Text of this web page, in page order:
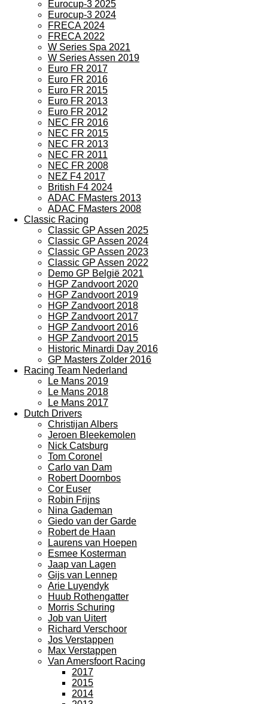
Eurocup-3 2025
Eurocup-3 2024
FRECA 2024
FRECA 2022
W Series Spa 2021
W Series Assen 2019
Euro FR 2017
Euro FR 2016
Euro FR 2015
Euro FR 2013
Euro FR 2012
NEC FR 2016
NEC FR 2015
NEC FR 2013
NEC FR 2011
NEC FR 2008
NEZ F4 2017
British F4 2024
ADAC FMasters 2013
ADAC FMasters 2008
Classic Racing
Classic GP Assen 2025
Classic GP Assen 2024
Classic GP Assen 2023
Classic GP Assen 2022
Demo GP België 2021
HGP Zandvoort 2020
HGP Zandvoort 2019
HGP Zandvoort 2018
HGP Zandvoort 2017
HGP Zandvoort 2016
HGP Zandvoort 2015
Historic Minardi Day 2016
GP Masters Zolder 2016
Racing Team Nederland
Le Mans 2019
Le Mans 2018
Le Mans 2017
Dutch Drivers
Christijan Albers
Jeroen Bleekemolen
Nick Catsburg
Tom Coronel
Carlo van Dam
Robert Doornbos
Cor Euser
Robin Frijns
Nina Gademan
Giedo van der Garde
Robert de Haan
Laurens van Hoepen
Esmee Kosterman
Jaap van Lagen
Gijs van Lennep
Arie Luyendyk
Huub Rothengatter
Morris Schuring
Job van Uitert
Richard Verschoor
Jos Verstappen
Max Verstappen
Van Amersfoort Racing
2017
2015
2014